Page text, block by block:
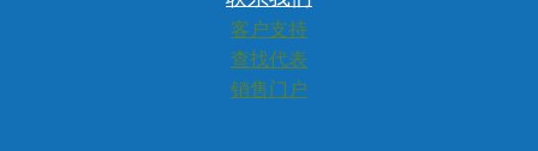
客户支持
查找代表
销售门户